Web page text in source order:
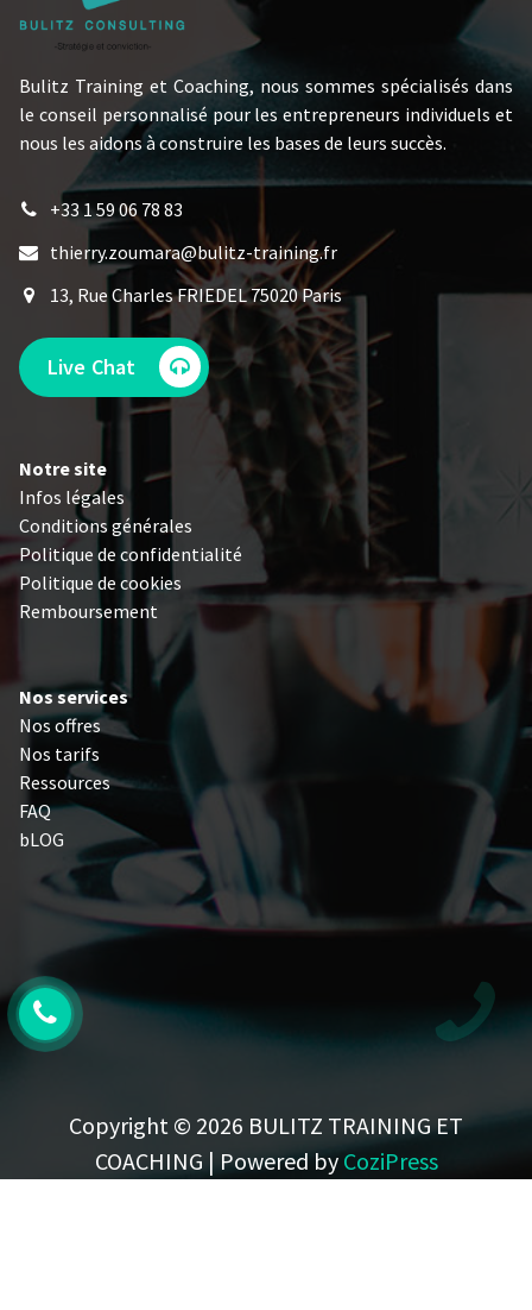
Bulitz Training et Coaching, nous sommes spécialisés dans
le conseil personnalisé pour les entrepreneurs individuels et
nous les aidons à construire les bases de leurs succès.
+33 1 59 06 78 83
thierry.zoumara@bulitz-training.fr
13, Rue Charles FRIEDEL 75020 Paris
Live Chat
Notre site
Infos légales
Conditions générales
Politique de confidentialité
Politique de cookies
Remboursement
Nos services
Nos offres
Nos tarifs
Ressources
FAQ
bLOG
Copyright © 2026 BULITZ TRAINING ET
COACHING | Powered by CoziPress